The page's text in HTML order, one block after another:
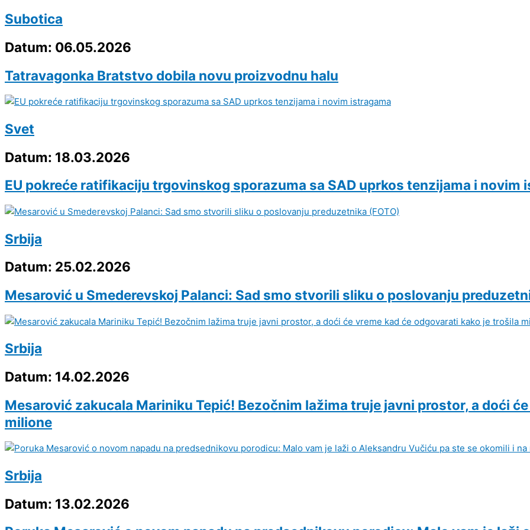
Subotica
Datum: 06.05.2026
Tatravagonka Bratstvo dobila novu proizvodnu halu
Svet
Datum: 18.03.2026
EU pokreće ratifikaciju trgovinskog sporazuma sa SAD uprkos tenzijama i novim
Srbija
Datum: 25.02.2026
Mesarović u Smederevskoj Palanci: Sad smo stvorili sliku o poslovanju
Srbija
Datum: 14.02.2026
Mesarović zakucala Mariniku Tepić! Bezočnim lažima truje javni prostor, a doći
milione
Srbija
Datum: 13.02.2026